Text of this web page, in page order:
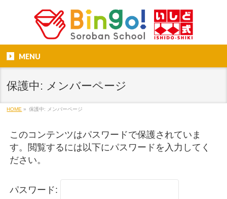
MENU
保護中: メンバーページ
HOME » 保護中: メンバーページ
このコンテンツはパスワードで保護されていま
す。閲覧するには以下にパスワードを入力してく
ださい。
パスワード: